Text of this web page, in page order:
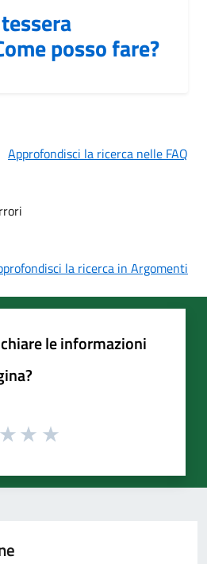
posso fare?
Approfondisci la ricerca nelle FAQ
la ricerca in Argomenti
le informazioni